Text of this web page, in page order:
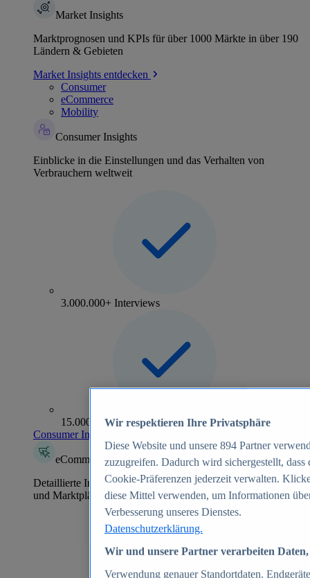
Market Insights
Marktprognosen und KPIs für über 1000 Märkte in über 190
Ländern & Gebieten
Market Insights entdecken
Consumer
eCommerce
Mobility
Consumer Insights
Einblicke in die Einstellungen und das Verhalten von
Verbrauchern weltweit
3.000.000+ Interviews
15.000+ Marken
Consumer Insights entdecken
eCommerce Insights
Detaillierte Informationen zu mehr als 39.000 Online-Shops
und Marktplätzen
Wir respektieren Ihre Privatsphäre
Diese Website und unsere 894 Partner
zuzugreifen. Dadurch wird sichergestellt,
Cookie-Präferenzen jederzeit verwalten.
diese Mittel verwenden, um Informationen
Verbesserung unseres Dienstes.
Datenschutzerklärung.
Wir und unsere Partner verarbeiten
Verwendung genauer Standortdaten.